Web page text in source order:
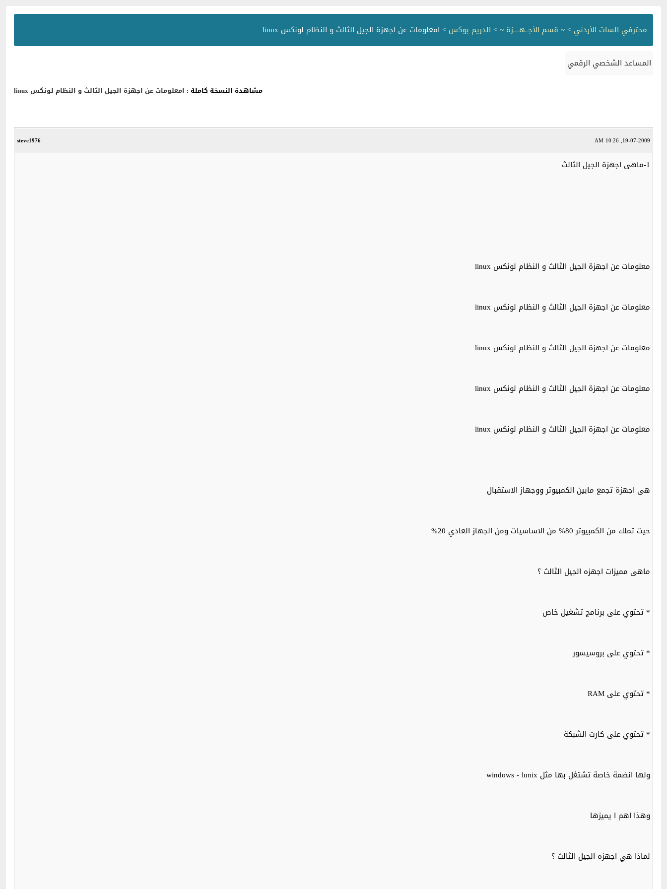
محترفي السات الأردني >~ قسم الأجــهــــزة ~> الدريم بوكس > امعلومات عن اجهزة الجيل الثالث و النظام لونكس linux
المساعد الشخصي الرقمي
مشاهدة النسخة كاملة : امعلومات عن اجهزة الجيل الثالث و النظام لونكس linux
steve1976 19-07-2009, 10:26 AM
1-ماهى اجهزة الجيل الثالث
معلومات عن اجهزة الجيل الثالث و النظام لونكس linux
معلومات عن اجهزة الجيل الثالث و النظام لونكس linux
معلومات عن اجهزة الجيل الثالث و النظام لونكس linux
معلومات عن اجهزة الجيل الثالث و النظام لونكس linux
معلومات عن اجهزة الجيل الثالث و النظام لونكس linux
هى اجهزة تجمع مابين الكمبيوتر ووجهاز الاستقبال
حيت تملك من الكمبيوتر 80% من الاساسيات ومن الجهاز العادي 20%
ماهى مميزات اجهزه الجيل الثالث ؟
* تحتوي على برنامج تشغيل خاص
* تحتوي على بروسيسور
* تحتوي على RAM
* تحتوي على كارت الشبكة
ولها انضمة خاصة تشتغل بها مثل windows - lunix
وهذا اهم ا يميزها
لماذا هي اجهزه الجيل الثالث ؟